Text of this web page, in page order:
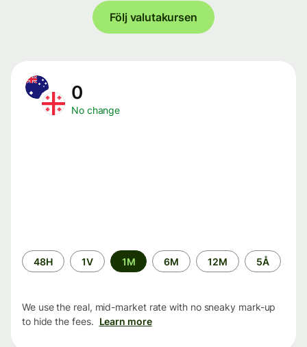
Följ valutakursen
0
No change
Time
period
48H 1V 1M 6M 12M 5Å
We use the real, mid-market rate with no sneaky mark-up
to hide the fees. Learn more